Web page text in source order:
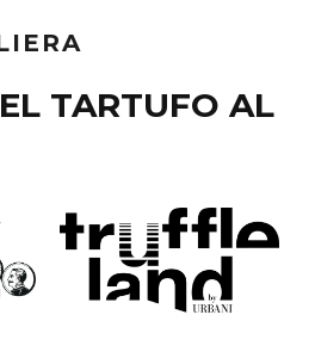
TARTUFO AL